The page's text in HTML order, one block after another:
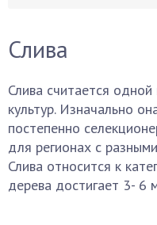
Слива
Слива считается
культур. Изначально
постепенно
для регионах с
Слива относится к
дерева достигает 3- 6